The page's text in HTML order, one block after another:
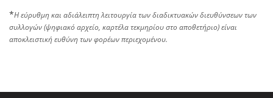
*Η εύρυθμη και αδιάλειπτη λειτουργία των διαδικτυακών διευθύνσεων των
συλλογών (ψηφιακό αρχείο, καρτέλα τεκμηρίου στο αποθετήριο) είναι
αποκλειστική ευθύνη των φορέων περιεχομένου.